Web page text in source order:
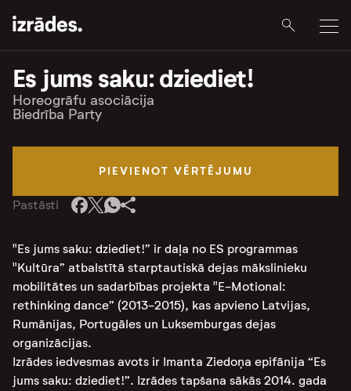
Es jums saku: dziediet!
Horeogrāfu asociācija
Biedrība Party
PIEVIENOT VĒRTĒJUMU
Pastāsti
"Es jums saku: dziediet!” ir daļa no ES programmas
"Kultūra” atbalstītā starptautiskā dejas mākslinieku
mobilitātes un sadarbības projekta "E-Motional:
rethinking dance” (2013-2015), kas apvieno Latvijas,
Rumānijas, Portugāles un Luksemburgas dejas
organizācijas.
Izrādes iedvesmas avots ir Imanta Ziedoņa epifānija “Es
jums saku: dziediet!”. Izrādes tapšana sākās 2014. gada